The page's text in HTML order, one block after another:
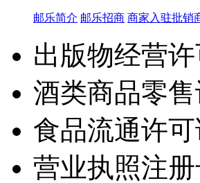
邮乐简介 邮乐招商 商家入驻批销
出版物经营
酒类商品零售
食品流通许可
营业执照注册